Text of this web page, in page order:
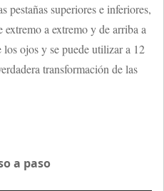
pestañas superiores e inferiores,
a extremo y de arriba a
ojos y se puede utilizar a 12
transformación de las
a paso